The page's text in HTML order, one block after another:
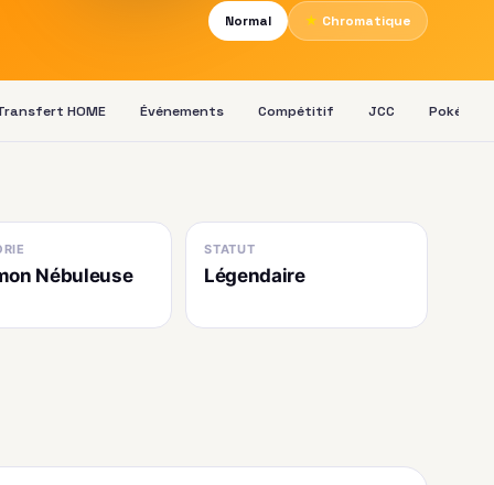
Normal
★ Chromatique
HOME Événements Compétitif JCC Pokédex
Nébuleuse
STATUT
Légendaire